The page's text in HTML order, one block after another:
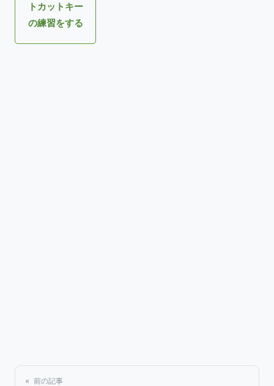
トカットキー
の練習をする
« 前の記事